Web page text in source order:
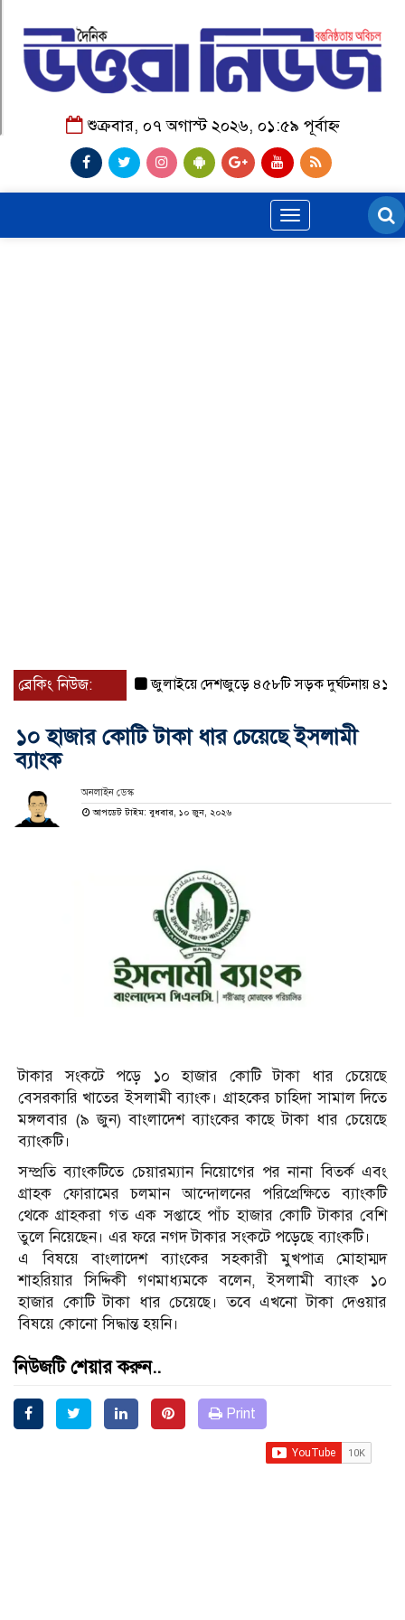
শুক্রবার, ০৭ অগাস্ট ২০২৬, ০১:৫৯ পূর্বাহ্ন
Toggle
navigation
ব্রেকিং নিউজ: জুলাইয়ে দেশজুড়ে ৪৫৮টি সড়ক দুর্ঘটনায় ৪১৬ জন
১০ হাজার কোটি টাকা ধার চেয়েছে ইসলামী
ব্যাংক
অনলাইন ডেস্ক
আপডেট টাইম: বুধবার, ১০ জুন, ২০২৬
টাকার সংকটে পড়ে ১০ হাজার কোটি টাকা ধার চেয়েছে
বেসরকারি খাতের ইসলামী ব্যাংক। গ্রাহকের চাহিদা সামাল দিতে
মঙ্গলবার (৯ জুন) বাংলাদেশ ব্যাংকের কাছে টাকা ধার চেয়েছে
ব্যাংকটি।
সম্প্রতি ব্যাংকটিতে চেয়ারম্যান নিয়োগের পর নানা বিতর্ক এবং
গ্রাহক ফোরামের চলমান আন্দোলনের পরিপ্রেক্ষিতে ব্যাংকটি
থেকে গ্রাহকরা গত এক সপ্তাহে পাঁচ হাজার কোটি টাকার বেশি
তুলে নিয়েছেন। এর ফরে নগদ টাকার সংকটে পড়েছে ব্যাংকটি।
এ বিষয়ে বাংলাদেশ ব্যাংকের সহকারী মুখপাত্র মোহাম্মদ
শাহরিয়ার সিদ্দিকী গণমাধ্যমকে বলেন, ইসলামী ব্যাংক ১০
হাজার কোটি টাকা ধার চেয়েছে। তবে এখনো টাকা দেওয়ার
বিষয়ে কোনো সিদ্ধান্ত হয়নি।
নিউজটি শেয়ার করুন..
Print